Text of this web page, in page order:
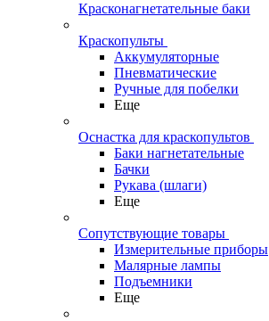
Красконагнетательные баки
Краскопульты
Аккумуляторные
Пневматические
Ручные для побелки
Еще
Оснастка для краскопультов
Баки нагнетательные
Бачки
Рукава (шлаги)
Еще
Сопутствующие товары
Измерительные приборы
Малярные лампы
Подъемники
Еще